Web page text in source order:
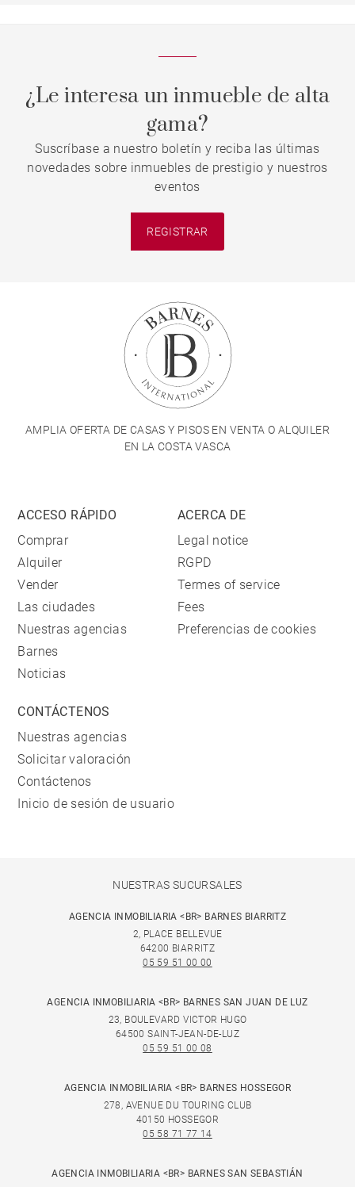
¿Le interesa un inmueble de alta
gama?
Suscríbase a nuestro boletín y reciba las últimas
novedades sobre inmuebles de prestigio y nuestros
eventos
REGISTRAR
AMPLIA OFERTA DE CASAS Y PISOS EN VENTA O ALQUILER
EN LA COSTA VASCA
ACCESO RÁPIDO
Comprar
Alquiler
Vender
Las ciudades
Nuestras agencias
Barnes
Noticias
ACERCA DE
Legal notice
RGPD
Termes of service
Fees
Preferencias de cookies
CONTÁCTENOS
Nuestras agencias
Solicitar valoración
Contáctenos
Inicio de sesión de usuario
NUESTRAS SUCURSALES
AGENCIA INMOBILIARIA <BR> BARNES BIARRITZ
2, PLACE BELLEVUE
64200 BIARRITZ
05 59 51 00 00
AGENCIA INMOBILIARIA <BR> BARNES SAN JUAN DE LUZ
23, BOULEVARD VICTOR HUGO
64500 SAINT-JEAN-DE-LUZ
05 59 51 00 08
AGENCIA INMOBILIARIA <BR> BARNES HOSSEGOR
278, AVENUE DU TOURING CLUB
40150 HOSSEGOR
05 58 71 77 14
AGENCIA INMOBILIARIA <BR> BARNES SAN SEBASTIÁN